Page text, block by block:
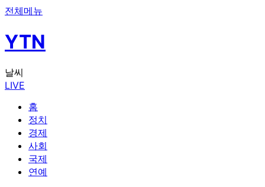
전체메뉴
YTN
날씨
LIVE
홈
정치
경제
사회
국제
연예